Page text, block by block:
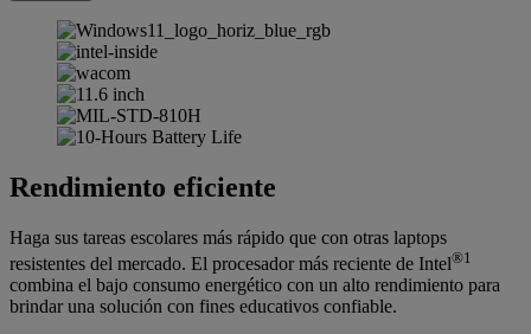
Rendimiento eficiente
Haga sus tareas escolares más rápido que con otras laptops
resistentes del mercado. El procesador más reciente de Intel®1
combina el bajo consumo energético con un alto rendimiento para
brindar una solución con fines educativos confiable.